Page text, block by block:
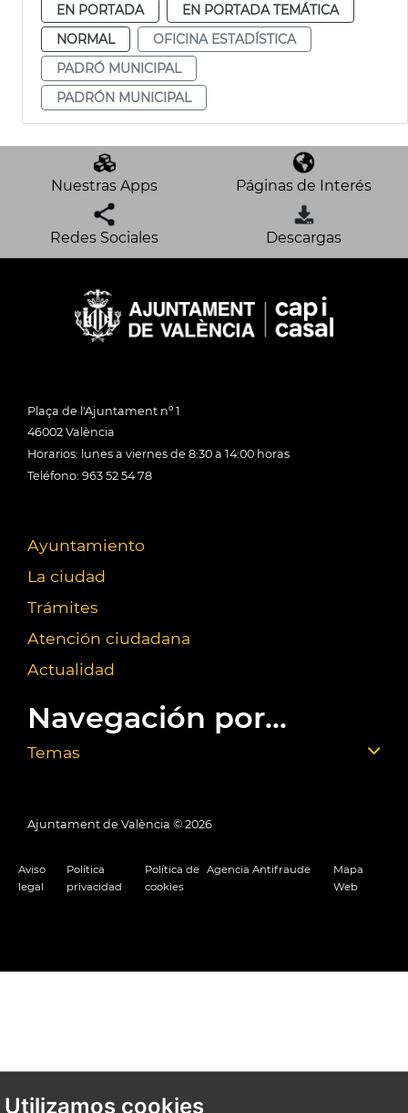
Utilizamos cookies
EN PORTADA
EN PORTADA TEMÁTICA
NORMAL
OFICINA ESTADÍSTICA
PADRÓ MUNICIPAL
PADRÓN MUNICIPAL
Nuestras Apps Páginas de Interés
Redes Sociales Descargas
Plaça de l'Ajuntament nº 1
46002 València
Horarios: lunes a viernes de 8:30 a 14:00 horas
Teléfono: 963 52 54 78
Ayuntamiento
La ciudad
Trámites
Atención ciudadana
Actualidad
Navegación por...
Temas
Ajuntament de València © 2026
Aviso
legal
Política
privacidad
Política de
cookies
Agencia Antifraude
Mapa
Web